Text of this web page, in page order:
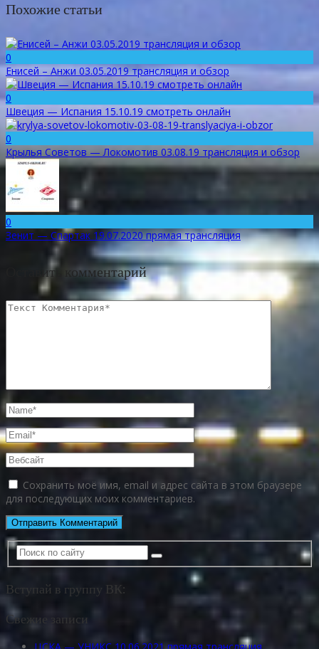
Похожие статьи
0
Енисей – Анжи 03.05.2019 трансляция и обзор
0
Швеция — Испания 15.10.19 смотреть онлайн
0
Крылья Советов — Локомотив 03.08.19 трансляция и обзор
0
Зенит — Спартак 19.07.2020 прямая трансляция
Оставить комментарий
Сохранить моё имя, email и адрес сайта в этом браузере
для последующих моих комментариев.
Вступай в группу ВК:
Свежие записи